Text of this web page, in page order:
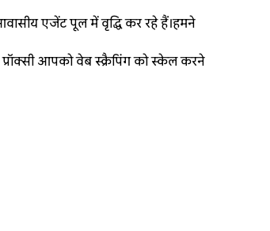
एजेंट पूल में वृद्धि कर रहे हैं।हमने
प्रॉक्सी आपको वेब स्क्रैपिंग को स्केल करने